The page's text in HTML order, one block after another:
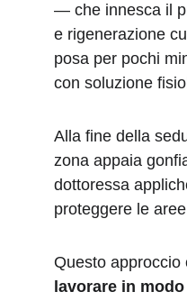
— che innesca il
e rigenerazione
posa per pochi
con soluzione
Alla fine della
zona appaia
dottoressa
proteggere le
Questo approccio
lavorare in